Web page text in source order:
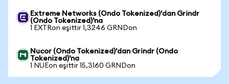
Extreme Networks (Ondo Tokenized)'dan Grindr
(Ondo Tokenized)'na
1 EXTRon eşittir 1,3246 GRNDon
Nucor (Ondo Tokenized)'dan Grindr (Ondo
Tokenized)'na
1 NUEon eşittir 15,3160 GRNDon